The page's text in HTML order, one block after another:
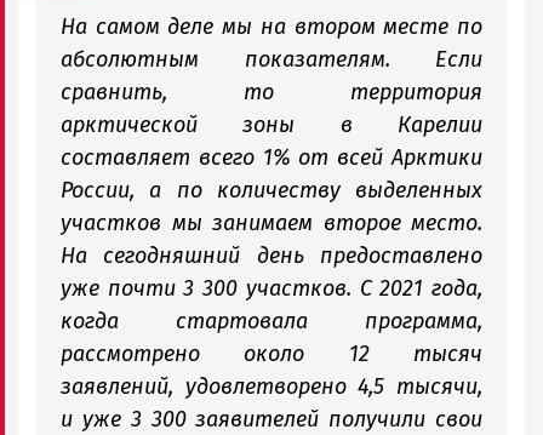
На самом деле мы на втором месте по
абсолютным показателям. Если
сравнить, то территория
арктической зоны в Карелии
составляет всего 1% от всей Арктики
России, а по количеству выделенных
участков мы занимаем второе место.
На сегодняшний день предоставлено
уже почти 3 300 участков. С 2021 года,
когда стартовала программа,
рассмотрено около 12 тысяч
заявлений, удовлетворено 4,5 тысячи,
и уже 3 300 заявителей получили свои